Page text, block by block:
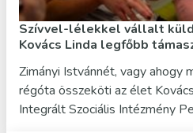
Szívvel-lélekkel vállalt
Kovács Linda legfőbb
Zimányi Istvánnét, vagy ahogy
régóta összeköti az élet
Integrált Szociális Intézmény